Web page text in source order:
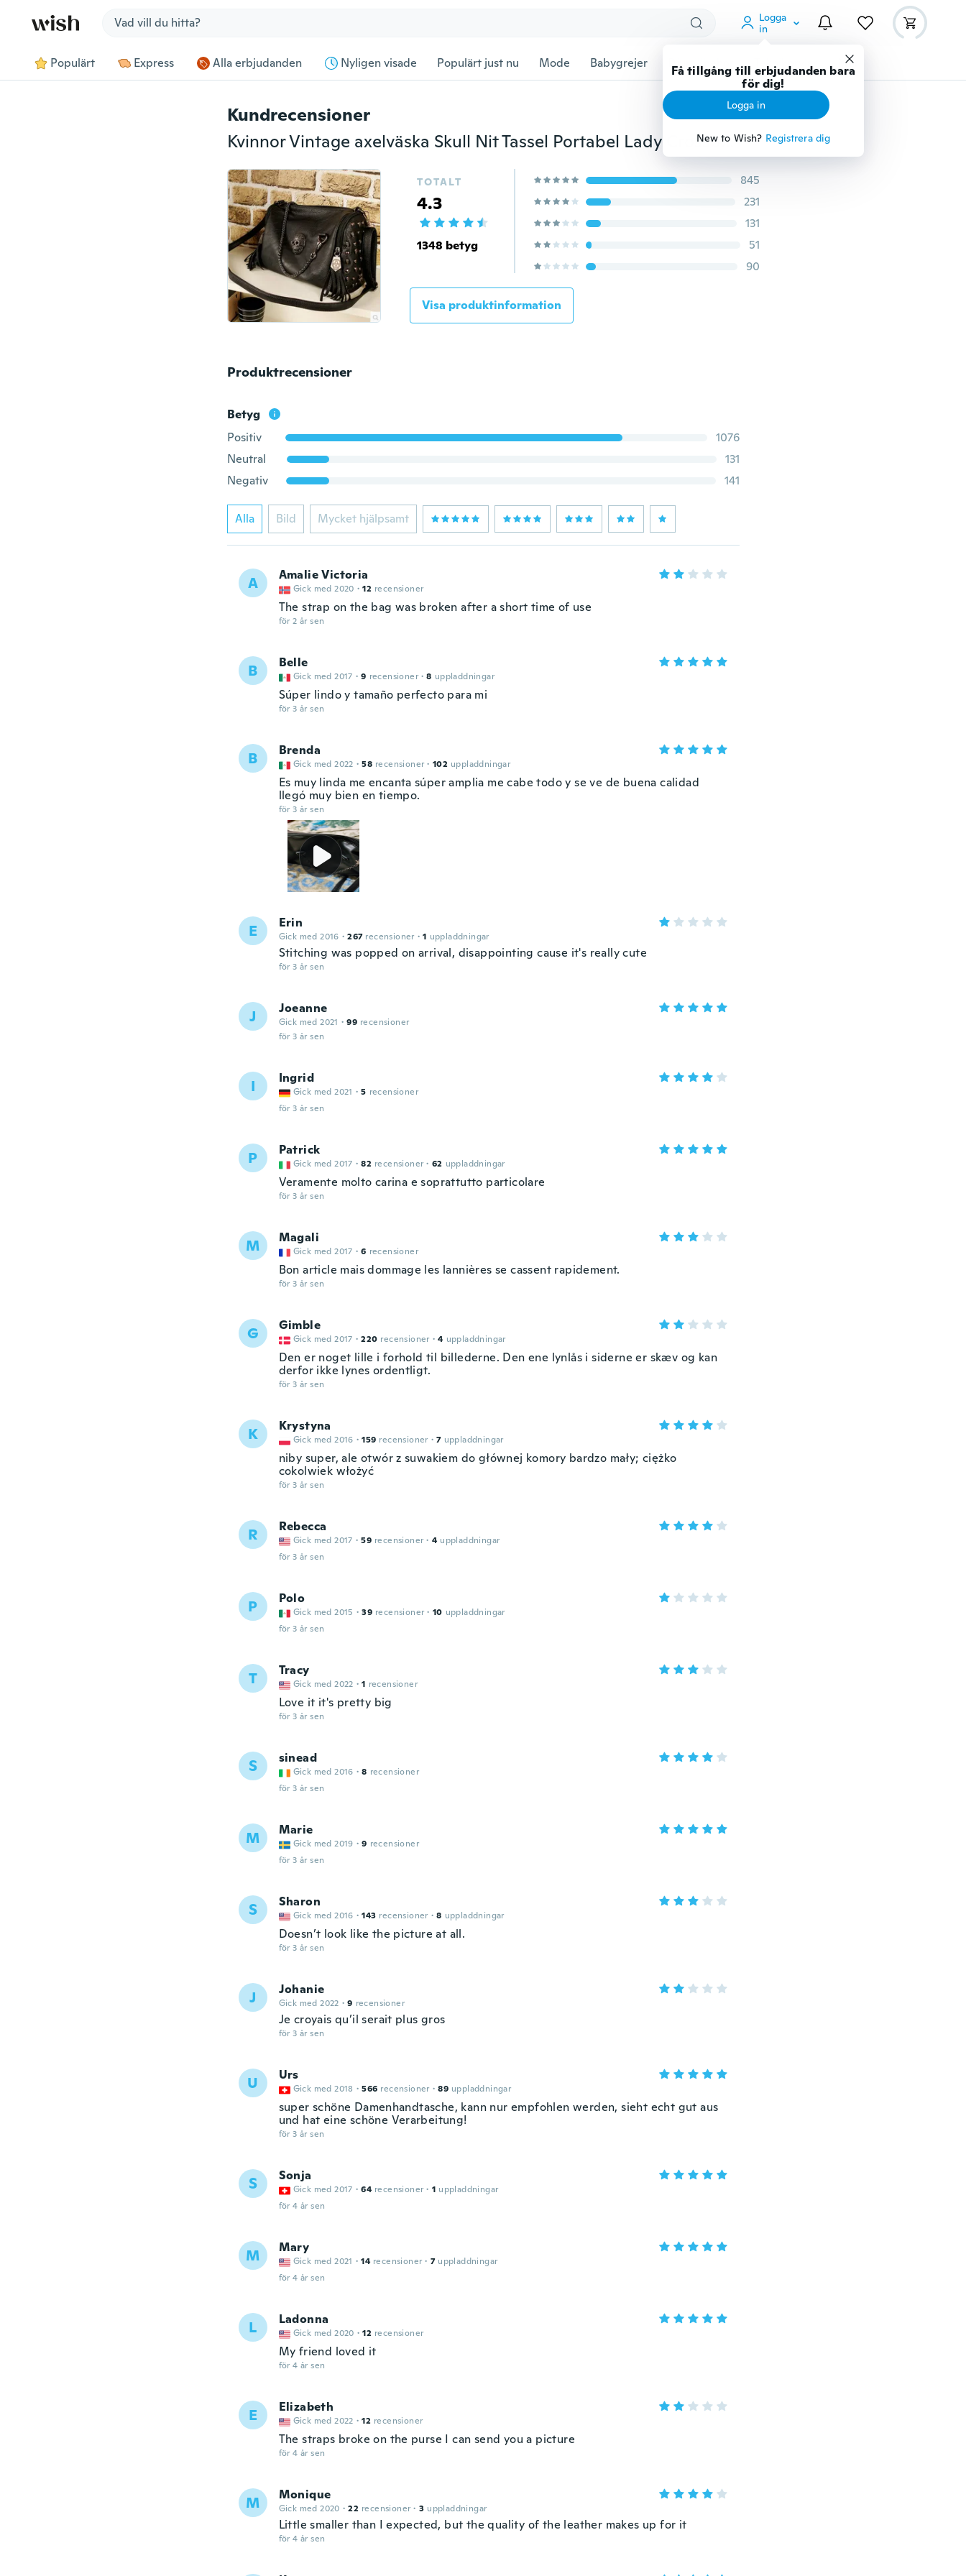
Logga
in
Få tillgång till erbjudanden bara
för dig!
Logga in
New to Wish? Registrera dig
Populärt Express Alla erbjudanden Nyligen visade Populärt just nu Mode Babygrejer Djurtillbehör Teknikprylar Mer
Kundrecensioner
Kvinnor Vintage axelväska Skull Nit Tassel Portabel Lady Crossbody Satchel Messenger Hink Motorcykelväskor Tote Stor kapacitet
TOTALT
4.3
1348 betyg
845
231
131
51
90
Visa produktinformation
Produktrecensioner
Betyg
Positiv
1076
Neutral
131
Negativ
141
Alla Bild Mycket hjälpsamt
A Amalie Victoria
Gick med 2020 · 12 recensioner
The strap on the bag was broken after a short time of use
för 2 år sen
B Belle
Gick med 2017 · 9 recensioner · 8 uppladdningar
Súper lindo y tamaño perfecto para mi
för 3 år sen
B Brenda
Gick med 2022 · 58 recensioner · 102 uppladdningar
Es muy linda me encanta súper amplia me cabe todo y se ve de buena calidad
llegó muy bien en tiempo.
för 3 år sen
E Erin
Gick med 2016 · 267 recensioner · 1 uppladdningar
Stitching was popped on arrival, disappointing cause it's really cute
för 3 år sen
J Joeanne
Gick med 2021 · 99 recensioner
för 3 år sen
I Ingrid
Gick med 2021 · 5 recensioner
för 3 år sen
P Patrick
Gick med 2017 · 82 recensioner · 62 uppladdningar
Veramente molto carina e soprattutto particolare
för 3 år sen
M Magali
Gick med 2017 · 6 recensioner
Bon article mais dommage les lannières se cassent rapidement.
för 3 år sen
G Gimble
Gick med 2017 · 220 recensioner · 4 uppladdningar
Den er noget lille i forhold til billederne. Den ene lynlås i siderne er skæv og kan
derfor ikke lynes ordentligt.
för 3 år sen
K Krystyna
Gick med 2016 · 159 recensioner · 7 uppladdningar
niby super, ale otwór z suwakiem do głównej komory bardzo mały; ciężko
cokolwiek włożyć
för 3 år sen
R Rebecca
Gick med 2017 · 59 recensioner · 4 uppladdningar
för 3 år sen
P Polo
Gick med 2015 · 39 recensioner · 10 uppladdningar
för 3 år sen
T Tracy
Gick med 2022 · 1 recensioner
Love it it's pretty big
för 3 år sen
S sinead
Gick med 2016 · 8 recensioner
för 3 år sen
M Marie
Gick med 2019 · 9 recensioner
för 3 år sen
S Sharon
Gick med 2016 · 143 recensioner · 8 uppladdningar
Doesn’t look like the picture at all.
för 3 år sen
J Johanie
Gick med 2022 · 9 recensioner
Je croyais qu’il serait plus gros
för 3 år sen
U Urs
Gick med 2018 · 566 recensioner · 89 uppladdningar
super schöne Damenhandtasche, kann nur empfohlen werden, sieht echt gut aus
und hat eine schöne Verarbeitung!
för 3 år sen
S Sonja
Gick med 2017 · 64 recensioner · 1 uppladdningar
för 4 år sen
M Mary
Gick med 2021 · 14 recensioner · 7 uppladdningar
för 4 år sen
L Ladonna
Gick med 2020 · 12 recensioner
My friend loved it
för 4 år sen
E Elizabeth
Gick med 2022 · 12 recensioner
The straps broke on the purse I can send you a picture
för 4 år sen
M Monique
Gick med 2020 · 22 recensioner · 3 uppladdningar
Little smaller than I expected, but the quality of the leather makes up for it
för 4 år sen